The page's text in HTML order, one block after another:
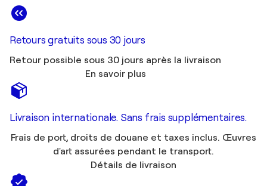
Retours gratuits sous 30 jours
Retour possible sous 30 jours après la livraison
En savoir plus
Livraison internationale. Sans frais supplémentaires.
Frais de port, droits de douane et taxes inclus. Œuvres
d'art assurées pendant le transport.
Détails de livraison